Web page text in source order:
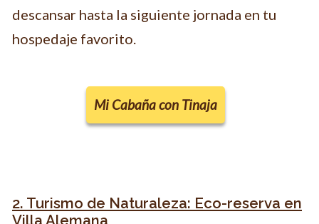
descansar hasta la siguiente jornada en tu
hospedaje favorito.
Mi Cabaña con Tinaja
2. Turismo de Naturaleza: Eco-reserva en